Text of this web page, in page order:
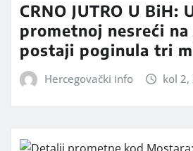
CRNO JUTRO U BiH:
prometnoj nesreći
postaji poginula tri
Hercegovački info kol 2,